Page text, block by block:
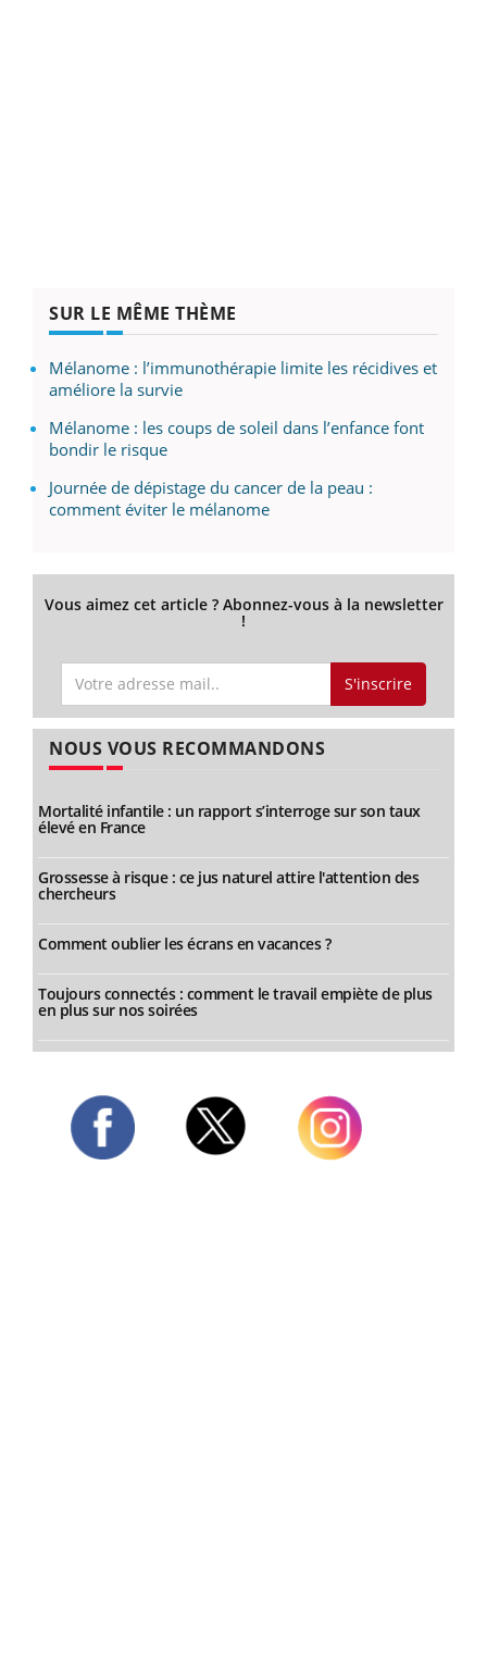
SUR LE MÊME THÈME
Mélanome : l’immunothérapie limite les récidives et
améliore la survie
Mélanome : les coups de soleil dans l’enfance font
bondir le risque
Journée de dépistage du cancer de la peau :
comment éviter le mélanome
Vous aimez cet article ? Abonnez-vous à la newsletter
!
S'inscrire
NOUS VOUS RECOMMANDONS
Mortalité infantile : un rapport s’interroge sur son taux
élevé en France
Grossesse à risque : ce jus naturel attire l'attention des
chercheurs
Comment oublier les écrans en vacances ?
Toujours connectés : comment le travail empiète de plus
en plus sur nos soirées